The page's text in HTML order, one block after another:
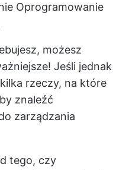
Oprogramowanie
możesz
Jeśli jednak
rzeczy, na które
znaleźć
zarządzania
tego, czy